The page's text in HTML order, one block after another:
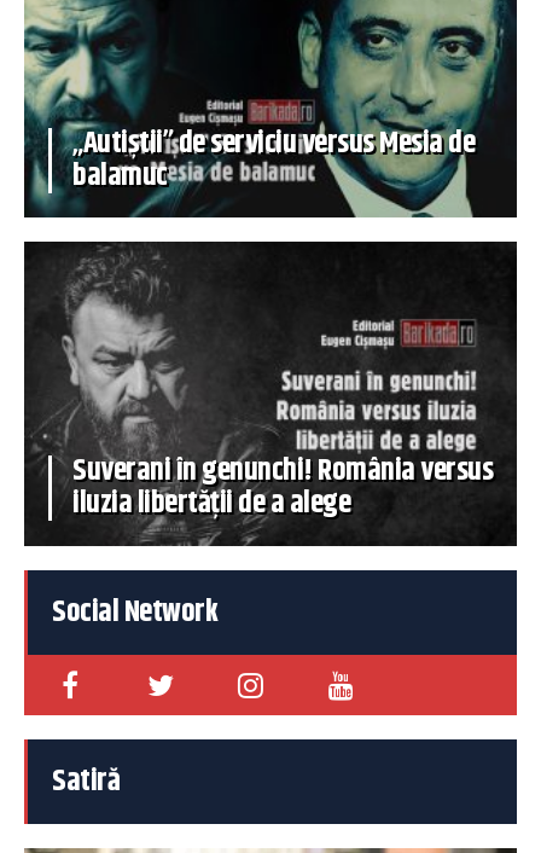
„Autiștii” de serviciu versus Mesia de
balamuc
Suverani în genunchi! România versus
iluzia libertății de a alege
Social Network
Satiră